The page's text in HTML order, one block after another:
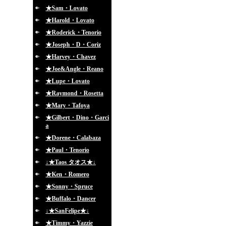
★Sam・Lovato
★Harold・Lovato
★Roderick・Tenorio
★Joseph・D・Coriz
★Harvey・Chavez
★Joe&Angle・Reano
★Lupe・Lovato
★Raymond・Rosetta
★Mary・Tafoya
★Gilbert・Dino・Garci
a
★Dorene・Calabaza
★Paul・Tenorio
↓★Taos タオス★↓
★Ken・Romero
★Sonny・Spruce
★Buffalo・Dancer
↓★SanFelipe★↓
★Timmy・Yazzie